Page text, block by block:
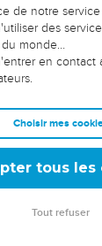
son
le monde sans
avec la
de justifier
avec
All rights
de notre service
des
du monde…
en contact
Choisir mes
tous les
Tout refuser